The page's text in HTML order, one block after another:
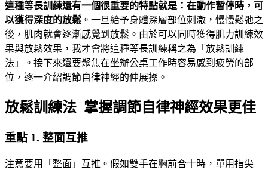
這種等長訓練還有一個很重要的特點就是：在動作暫停時，可
以獲得深度的放鬆 。一旦給予身體深層部位刺激，慢慢鬆弛之
後，肌肉就會逐漸感覺到放鬆。由於可以同時獲得肌力訓練效
果與放鬆效果，我才會將這種等長訓練稱之為「放鬆訓練
法」。接下來還要聚焦在坐辦公桌工作時容易感到疲勞的部
位，逐一介紹調節自律神經的伸展操。
放鬆訓練法 掌握調節自律神經效果更佳
重點 1. 整面互推
注意要用「整面」互推。假如雙手在胸前合十時，單用指尖